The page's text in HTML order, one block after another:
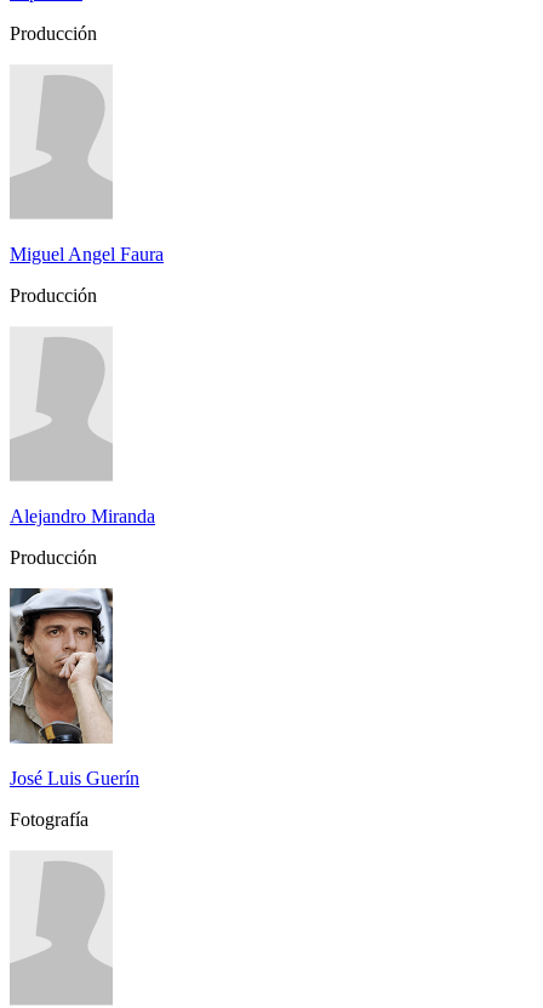
Producción
Miguel Angel Faura
Producción
Alejandro Miranda
Producción
José Luis Guerín
Fotografía